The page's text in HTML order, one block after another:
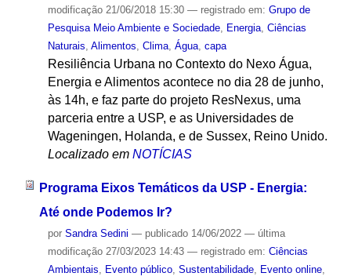
modificação21/06/2018 15:30 — registrado em: Grupo de
Pesquisa Meio Ambiente e Sociedade, Energia, Ciências
Naturais Alimentos Clima, Água, capa
Resiliência Urbana no Contexto do Nexo Água,
Energia e Alimentos acontece no dia 28 de junho,
às 14h, e faz parte do projeto ResNexus, uma
parceria entre a USP, e as Universidades de
Wageningen, Holanda, e de Sussex, Reino Unido.
Localizado em NOTÍCIAS
Programa Eixos Temáticos da USP - Energia:
Até onde Podemos Ir?
por Sandra Sedini — publicado14/06/2022 — última
modificação27/03/2023 14:43 — registrado em: Ciências
Ambientais
Evento público, Sustentabilidade, Evento online,